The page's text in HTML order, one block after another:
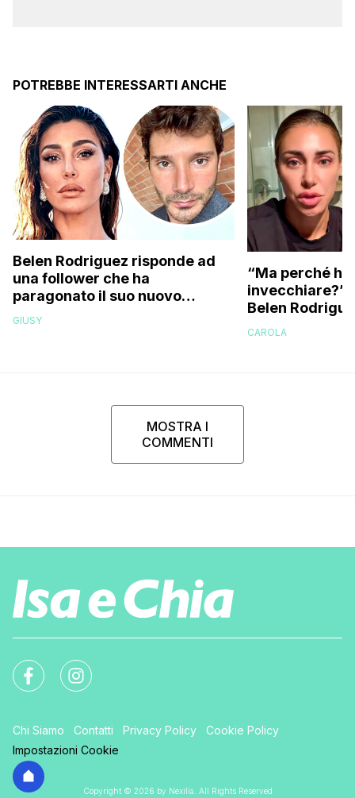
POTREBBE INTERESSARTI ANCHE
Belen Rodriguez risponde ad
una follower che ha
paragonato il suo nuovo
compagno all’ex marito
GIUSY
“Ma perché
Belen
CAROLA
MOSTRA I
COMMENTI
Chi Siamo Contatti Privacy Policy
Cookie Policy
Impostazioni Cookie
Copyright © 2026 by Nexilia. All Rights Reserved